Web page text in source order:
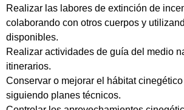
Realizar las labores de extinción de
colaborando con otros cuerpos y
disponibles.
Realizar actividades de guía del medio
itinerarios.
Conservar o mejorar el hábitat
siguiendo planes técnicos.